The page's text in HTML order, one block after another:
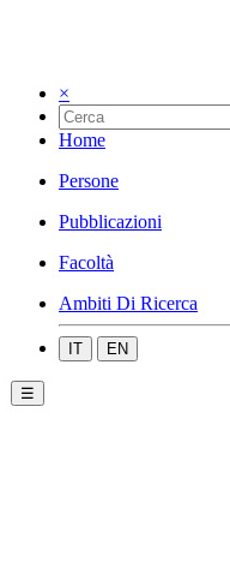
×
Home
Persone
Pubblicazioni
Facoltà
Ambiti Di Ricerca
IT EN
☰